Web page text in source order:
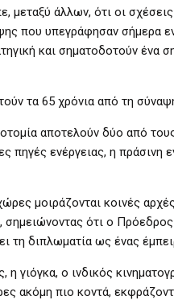
άλλων, ότι οι
που υπεγράφησαν σήμερα
και σηματοδοτούν ένα
τα 65 χρόνια από τη
αποτελούν δύο από
πηγές ενέργειας, η πράσινη
μοιράζονται κοινές
σημειώνοντας ότι ο
τη διπλωματία ως ένας
η γιόγκα, ο ινδικός
ακόμη πιο κοντά,